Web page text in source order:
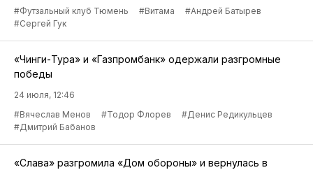
#Футзальный клуб Тюмень
#Витама
#Андрей Батырев
#Сергей Гук
«Чинги-Тура» и «Газпромбанк» одержали разгромные
победы
24 июля, 12:46
#Вячеслав Менов
#Тодор Флорев
#Денис Редикульцев
#Дмитрий Бабанов
«Слава» разгромила «Дом обороны» и вернулась в